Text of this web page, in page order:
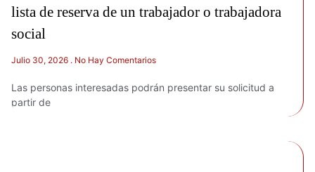
lista de reserva de un trabajador o trabajadora
social
Julio 30, 2026 No Hay Comentarios
Las personas interesadas podrán presentar su solicitud a
partir de